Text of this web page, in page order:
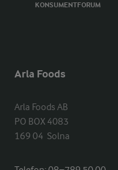
KONSUMENTFORUM
Arla Foods
Arla Foods AB
PO BOX 4083
169 04  Solna